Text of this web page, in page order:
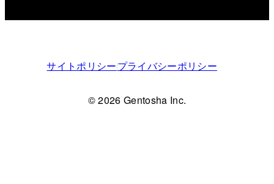
サイトポリシープライバシーポリシー
© 2026 Gentosha Inc.